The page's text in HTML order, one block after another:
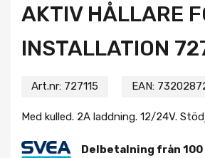
AKTIV HÅLLARE
INSTALLATION
Art.nr: 727115 EAN:
Med kulled. 2A laddning. 12/24V.
Delbetalning från 100